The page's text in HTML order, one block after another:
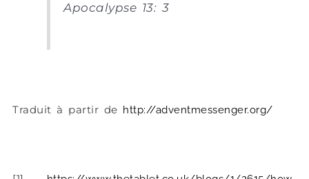
Apocalypse 13: 3
Traduit à partir de http://adventmessenger.org/